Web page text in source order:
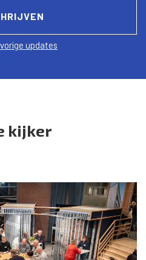
updates
kijker